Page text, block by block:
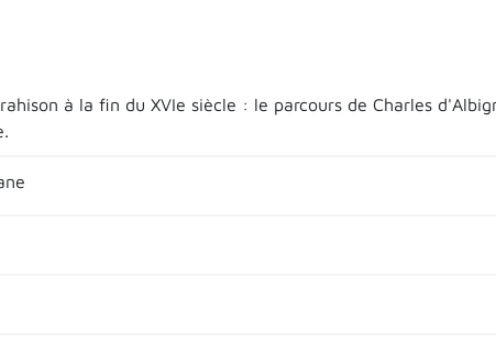
à la fin du XVIe siècle : le parcours de Charles